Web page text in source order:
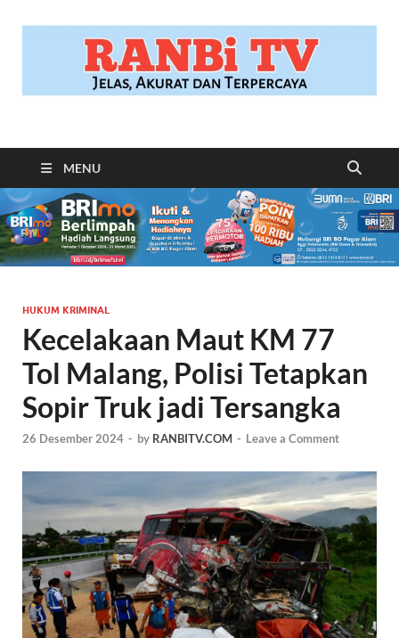
RANBITV.COM
MENU
HUKUM KRIMINAL
Kecelakaan Maut KM 77
Tol Malang, Polisi Tetapkan
Sopir Truk jadi Tersangka
26 Desember 2024 - by RANBITV.COM - Leave a Comment